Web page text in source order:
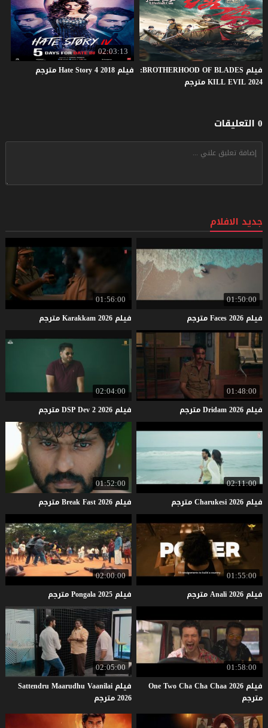
فيلم BROTHERHOOD OF BLADES:
KILL EVIL 2024 مترجم
02:03:13
فيلم HateStory42018 مترجم
0 التعليقات
جديد الافلام
01:50:00
فيلم Faces2026 مترجم
01:56:00
فيلم Karakkam2026 مترجم
01:48:00
فيلم Dridam2026 مترجم
02:04:00
فيلم DSPDev22026 مترجم
02:11:00
فيلم Charukesi2026 مترجم
01:52:00
فيلم BreakFast2026 مترجم
01:55:00
فيلم Anali2026 مترجم
02:00:00
فيلم Pongala2025 مترجم
01:58:00
فيلم One Two Cha Cha Chaa 2026
مترجم
02:05:00
فيلم Sattendru Maarudhu Vaanilai
2026 مترجم